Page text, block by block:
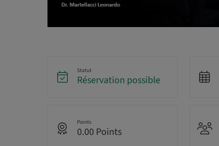
Statut
Réservation possible
Points
0.00 Points